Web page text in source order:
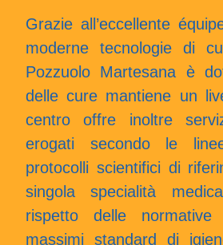
Grazie all’eccellente
moderne tecnologie di
Pozzuolo Martesana è
delle cure mantiene un
centro offre inoltre
erogati secondo le
protocolli scientifici di
singola specialità
rispetto delle
massimi standard di